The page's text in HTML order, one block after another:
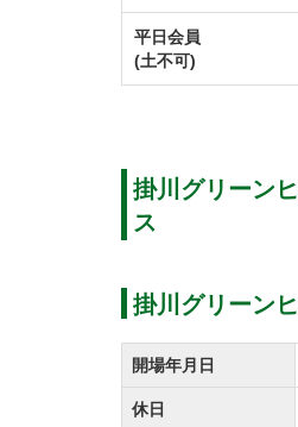
平日会員
(土不可)
掛川グリーン
ス
掛川グリーン
開場年月日
休日